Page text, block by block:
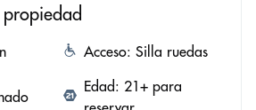
Acceso: Silla ruedas
Edad: 21+ para